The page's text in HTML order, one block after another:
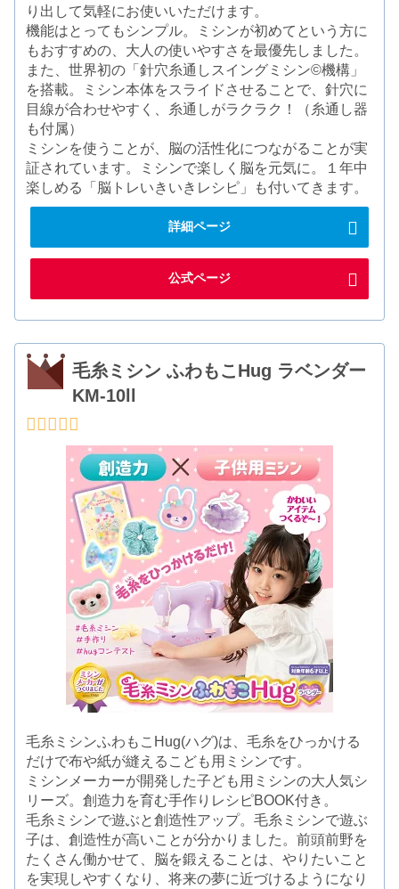
り出して気軽にお使いいただけます。
機能はとってもシンプル。ミシンが初めてという方に
もおすすめの、大人の使いやすさを最優先しました。
また、世界初の「針穴糸通しスイングミシン©機構」
を搭載。ミシン本体をスライドさせることで、針穴に
目線が合わせやすく、糸通しがラクラク！（糸通し器
も付属）
ミシンを使うことが、脳の活性化につながることが実
証されています。ミシンで楽しく脳を元気に。１年中
楽しめる「脳トレいきいきレシピ」も付いてきます。
詳細ページ
公式ページ
毛糸ミシン ふわもこHug ラベンダー
KM-10ll
毛糸ミシンふわもこHug(ハグ)は、毛糸をひっかける
だけで布や紙が縫えるこども用ミシンです。
ミシンメーカーが開発した子ども用ミシンの大人気シ
リーズ。創造力を育む手作りレシピBOOK付き。
毛糸ミシンで遊ぶと創造性アップ。毛糸ミシンで遊ぶ
子は、創造性が高いことが分かりました。前頭前野を
たくさん働かせて、脳を鍛えることは、やりたいこと
を実現しやすくなり、将来の夢に近づけるようになり